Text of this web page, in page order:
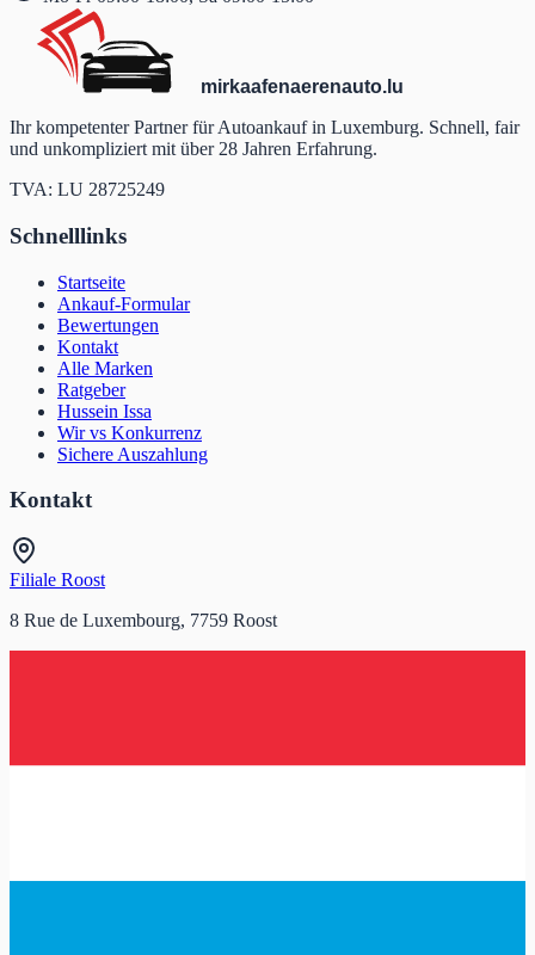
mirkaafenaerenauto.lu
Ihr kompetenter Partner für Autoankauf in Luxemburg. Schnell, fair
und unkompliziert mit über 28 Jahren Erfahrung.
TVA: LU 28725249
Schnelllinks
Startseite
Ankauf-Formular
Bewertungen
Kontakt
Alle Marken
Ratgeber
Hussein Issa
Wir vs Konkurrenz
Sichere Auszahlung
Kontakt
Filiale Roost
8 Rue de Luxembourg, 7759 Roost